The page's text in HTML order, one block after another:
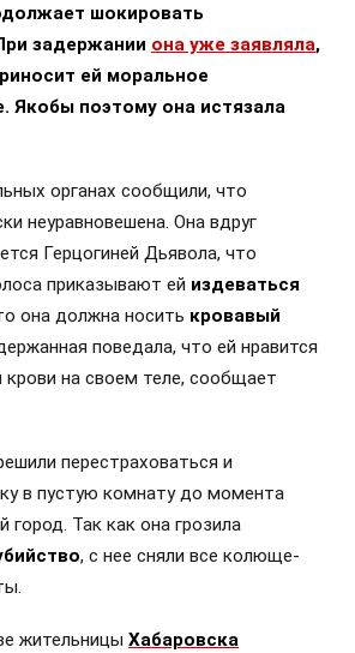
шокировать
задержании она уже заявляла,
ей моральное
Якобы поэтому она истязала
органах сообщили, что
неуравновешена. Она вдруг
Герцогиней Дьявола, что
приказывают ей издеваться
она должна носить кровавый
поведала, что ей нравится
на своем теле, сообщает
перестраховаться и
в пустую комнату до момента
город. Так как она грозила
, с нее сняли все колюще-
жительницы Хабаровска